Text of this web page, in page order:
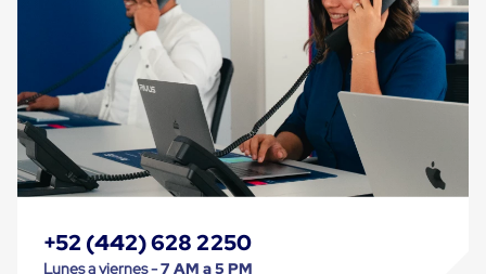
para
Película
Automática
Robots
de
emplayes
Robots
de
emplayes
Automáticos
emplayes
móvil
+52 (442) 628 2250
Lunes a viernes -7 AM a 5 PM